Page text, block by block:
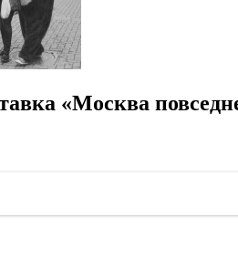
«Москва